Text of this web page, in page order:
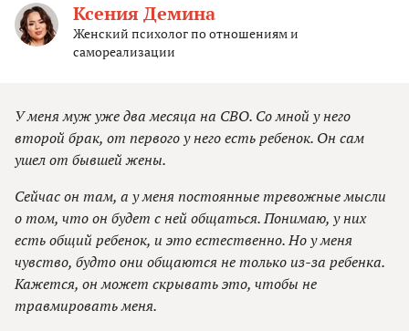
Ксения Демина
Женский психолог по отношениям и
самореализации
У меня муж уже два месяца на СВО. Со мной у него
второй брак, от первого у него есть ребенок. Он сам
ушел от бывшей жены.
Сейчас он там, а у меня постоянные тревожные мысли
о том, что он будет с ней общаться. Понимаю, у них
есть общий ребенок, и это естественно. Но у меня
чувство, будто они общаются не только из-за ребенка.
Кажется, он может скрывать это, чтобы не
травмировать меня.